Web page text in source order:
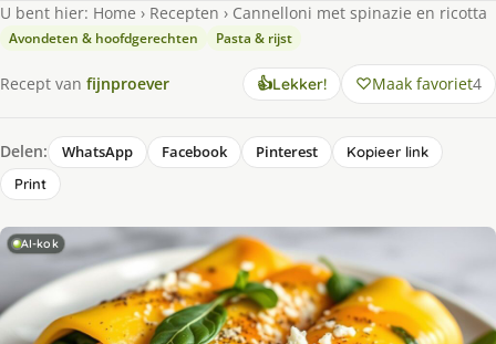
U bent hier: Home › Recepten › Cannelloni met spinazie en ricotta
Avondeten & hoofdgerechten Pasta & rijst
Recept van fijnproever 👍Lekker! Maak favoriet4
Delen: WhatsApp Facebook Pinterest
Kopieer link
Print
AI-kok